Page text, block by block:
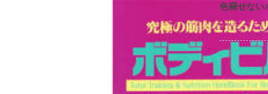
色褪せない